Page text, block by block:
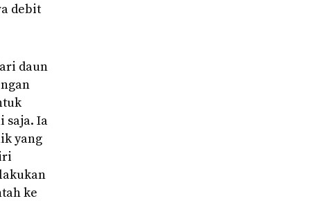
debit
daun
saja. Ia
yang
ke